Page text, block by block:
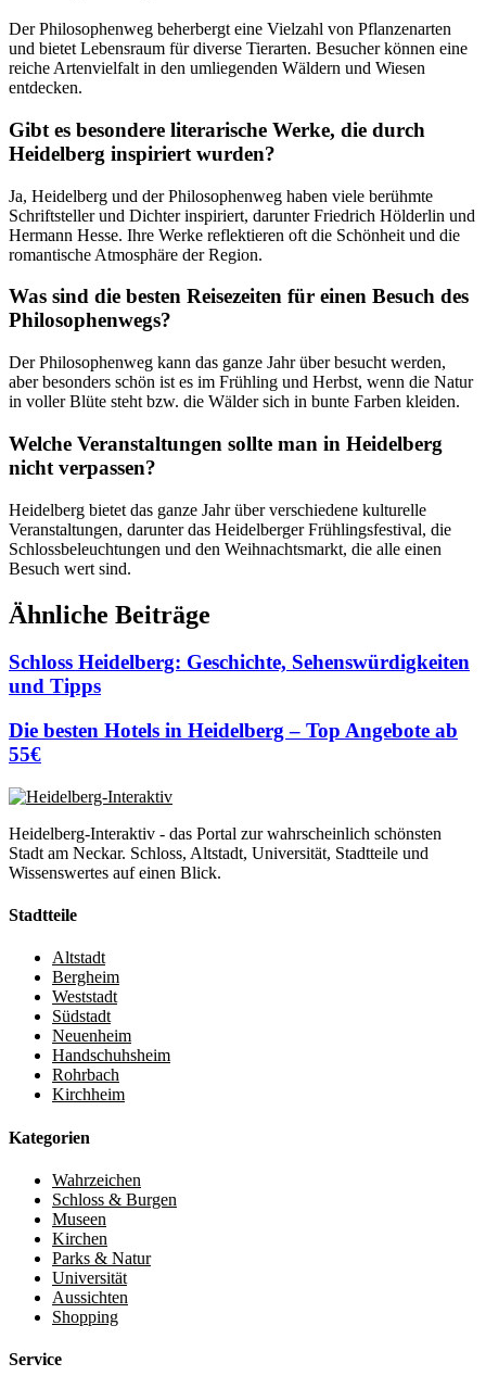
Der Philosophenweg beherbergt eine Vielzahl von Pflanzenarten
und bietet Lebensraum für diverse Tierarten. Besucher können eine
reiche Artenvielfalt in den umliegenden Wäldern und Wiesen
entdecken.
Gibt es besondere literarische Werke, die durch
Heidelberg inspiriert wurden?
Ja, Heidelberg und der Philosophenweg haben viele berühmte
Schriftsteller und Dichter inspiriert, darunter Friedrich Hölderlin und
Hermann Hesse. Ihre Werke reflektieren oft die Schönheit und die
romantische Atmosphäre der Region.
Was sind die besten Reisezeiten für einen Besuch des
Philosophenwegs?
Der Philosophenweg kann das ganze Jahr über besucht werden,
aber besonders schön ist es im Frühling und Herbst, wenn die Natur
in voller Blüte steht bzw. die Wälder sich in bunte Farben kleiden.
Welche Veranstaltungen sollte man in Heidelberg
nicht verpassen?
Heidelberg bietet das ganze Jahr über verschiedene kulturelle
Veranstaltungen, darunter das Heidelberger Frühlingsfestival, die
Schlossbeleuchtungen und den Weihnachtsmarkt, die alle einen
Besuch wert sind.
Ähnliche Beiträge
Schloss Heidelberg: Geschichte, Sehenswürdigkeiten
und Tipps
Die besten Hotels in Heidelberg – Top Angebote ab
55€
Heidelberg-Interaktiv - das Portal zur wahrscheinlich schönsten
Stadt am Neckar. Schloss, Altstadt, Universität, Stadtteile und
Wissenswertes auf einen Blick.
Stadtteile
Altstadt
Bergheim
Weststadt
Südstadt
Neuenheim
Handschuhsheim
Rohrbach
Kirchheim
Kategorien
Wahrzeichen
Schloss & Burgen
Museen
Kirchen
Parks & Natur
Universität
Aussichten
Shopping
Service